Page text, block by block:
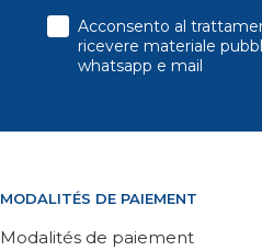
consenso
Acconsento al
ricevere materiale
whatsapp e mail
MODALITÉS DE PAIEMENT
Modalités de paiement